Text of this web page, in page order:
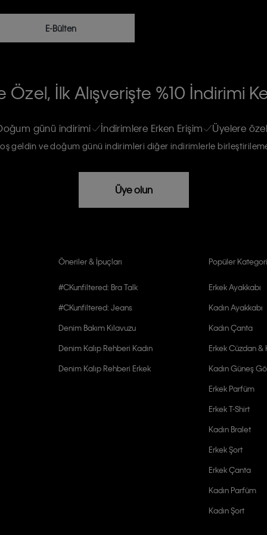
E-Bülten
ve güncel ürün,
Özel, İlk Alışverişte %10 İndirimi
günü indirimi İndirimlere Erken Erişim Üyelere
geldin ve doğum günü indirimleri diğer indirimlerle
Üye olun
Öneriler & İpuçları
#CKunfiltered: Bra Talk
#CKunfiltered: Jeans
Denim Bakım Kılavuzu
Denim Kalıp Rehberi Kadın
Denim Kalıp Rehberi Erkek
Popüler
Erkek Ayakkabı
Kadın Ayakkabı
Kadın Çanta
Erkek Cüzdan &
Kadın Güneş
Erkek Parfüm
Erkek T-Shirt
Kadın Bralet
Erkek Şort
Erkek Çanta
Kadın Parfüm
Kadın Şort